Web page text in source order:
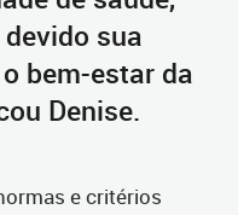
sua
bem-estar da
Denise.
e critérios